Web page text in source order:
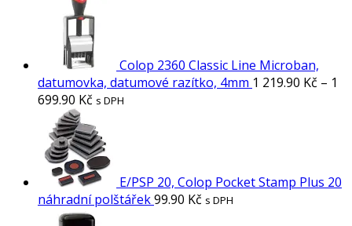
Colop 2360 Classic Line Microban,
datumovka, datumové razítko, 4mm 1 219.90 Kč – 1
699.90 Kč s DPH
E/PSP 20, Colop Pocket Stamp Plus 20
náhradní polštářek99.90 Kč s DPH